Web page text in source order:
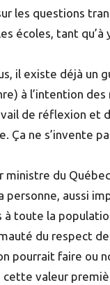
les questions
écoles, tant qu’à
il existe déjà
à l’intention
de réflexion
Ça ne s’invente
ministre du
aussi
toute la
du respect
pourrait faire ou
cette valeur